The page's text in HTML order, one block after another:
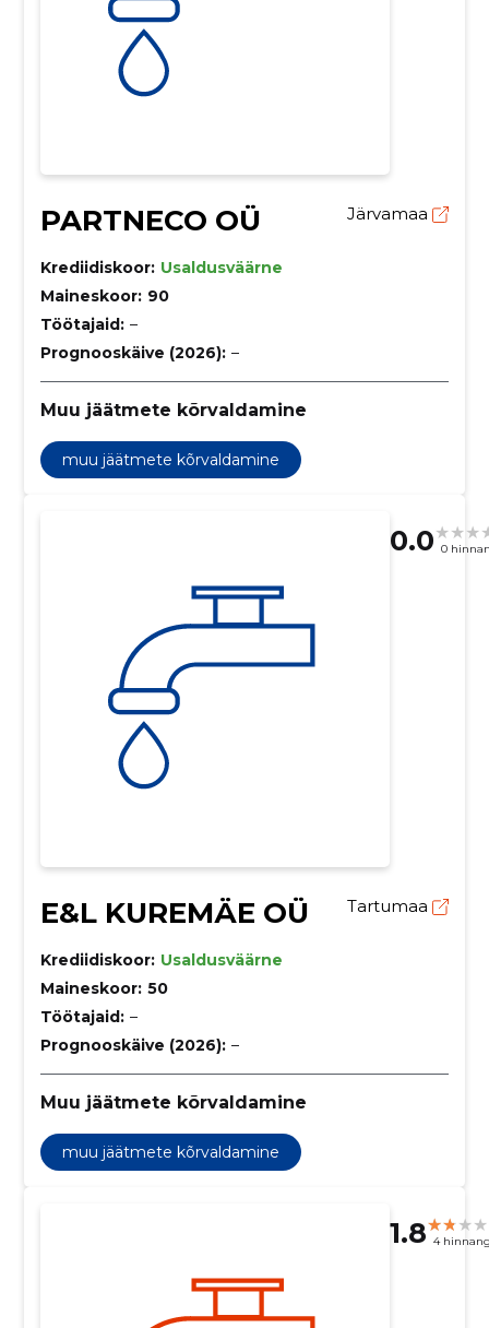
PARTNECO OÜ Järvamaa
Krediidiskoor: Usaldusväärne
Maineskoor: 90
Töötajaid: –
Prognooskäive (2026): –
Muu jäätmete kõrvaldamine
muu jäätmete kõrvaldamine
0.0 0
E&L KUREMÄE OÜ Tartumaa
Krediidiskoor: Usaldusväärne
Maineskoor: 50
Töötajaid: –
Prognooskäive (2026): –
Muu jäätmete kõrvaldamine
muu jäätmete kõrvaldamine
1.8 4